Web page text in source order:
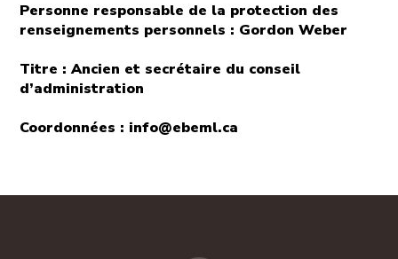
Personne responsable de la protection des
renseignements personnels : Gordon Weber
Titre : Ancien et secrétaire du conseil
d’administration
Coordonnées : info@ebeml.ca